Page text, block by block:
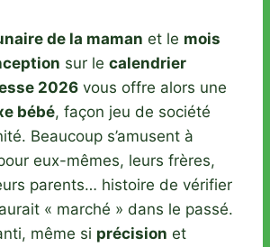
de la maman et le mois
sur le calendrier
2026 vous offre alors une
bébé, façon jeu de société
Beaucoup s’amusent à
eux-mêmes, leurs frères,
parents… histoire de vérifier
« marché » dans le passé.
même si précision et